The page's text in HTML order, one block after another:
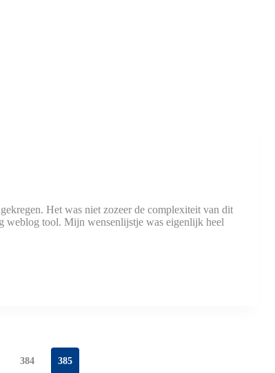
Het was niet zozeer de complexiteit van dit
weblog tool. Mijn wensenlijstje was eigenlijk heel
384 385